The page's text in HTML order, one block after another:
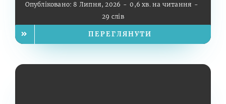
Опубліковано: 8 Липня, 2026 - 0,6 хв. на читання -
29 слів
ПЕРЕГЛЯНУТИ